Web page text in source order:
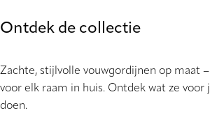
Ontdek de collectie
Zachte, stijlvolle vouwgordijnen op maat
voor elk raam in huis. Ontdek wat ze voor
doen.